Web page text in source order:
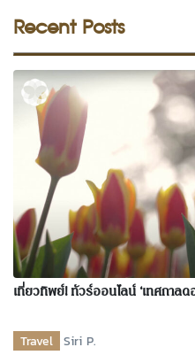
Recent Posts
เที่ยวทิพย์! ทัวร์ออนไลน์ ‘เทศกาล
Travel Siri P.